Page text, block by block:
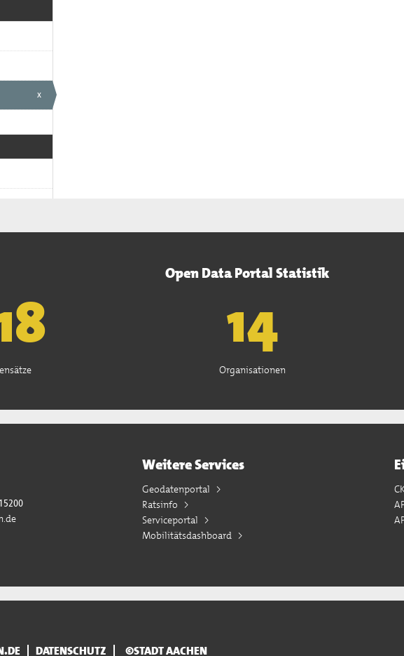
x
Open Data Portal Statistik
15
Organisationen
Weitere Services
Geodatenportal
Ratsinfo
Serviceportal
Mobilitätsdashboard
DATENSCHUTZ ©STADT AACHEN